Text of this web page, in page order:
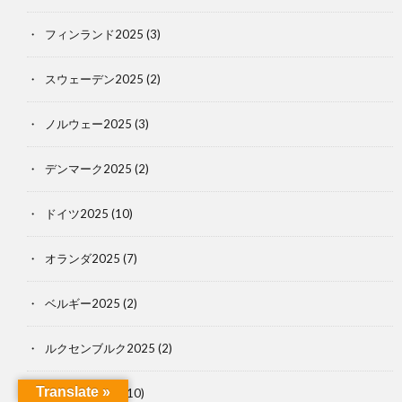
フィンランド2025 (3)
スウェーデン2025 (2)
ノルウェー2025 (3)
デンマーク2025 (2)
ドイツ2025 (10)
オランダ2025 (7)
ベルギー2025 (2)
ルクセンブルク2025 (2)
フランス2025 (10)
Translate »